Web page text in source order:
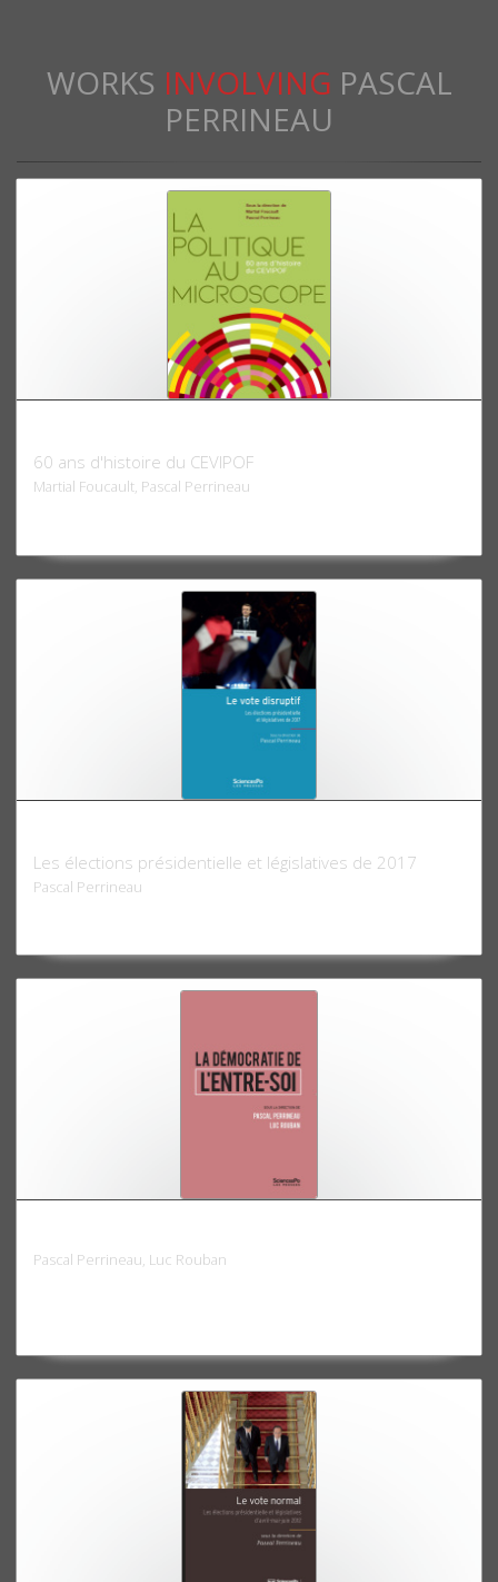
WORKS INVOLVING PASCAL
PERRINEAU
60 ans d'histoire du CEVIPOF
Martial Foucault, Pascal Perrineau
Les élections présidentielle et législatives de 2017
Pascal Perrineau
Pascal Perrineau, Luc Rouban